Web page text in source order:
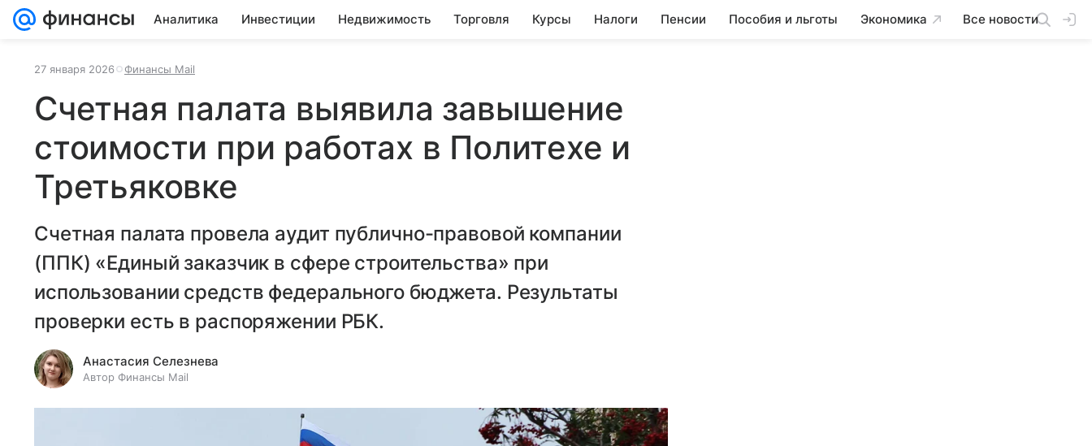
Аналитика Инвестиции Недвижимость Торговля Курсы Налоги Пенсии Пособия и льготы Экономика Все новости
27 января 2026 Финансы Mail
Счетная палата выявила завышение
стоимости при работах в Политехе и
Третьяковке
Счетная палата провела аудит публично-правовой компании
(ППК) «Единый заказчик в сфере строительства» при
использовании средств федерального бюджета. Результаты
проверки есть в распоряжении РБК.
Анастасия Селезнева
Автор Финансы Mail